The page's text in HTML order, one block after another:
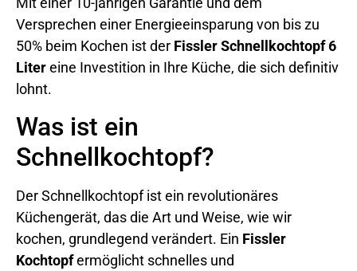
Versprechen einer Energieeinsparung von bis zu
50% beim Kochen ist der Fissler Schnellkochtopf 6
Litereine Investition in Ihre Küche, die sich definitiv
lohnt.
Was ist ein
Schnellkochtopf?
Der Schnellkochtopf ist ein revolutionäres
Küchengerät, das die Art und Weise, wie wir
kochen, grundlegend verändert. Ein Fissler
Kochtopfermöglicht schnelles und